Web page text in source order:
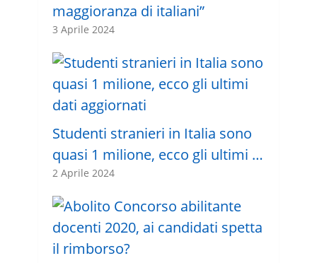
maggioranza di italiani”
3 Aprile 2024
Studenti stranieri in Italia sono
quasi 1 milione, ecco gli ultimi …
2 Aprile 2024